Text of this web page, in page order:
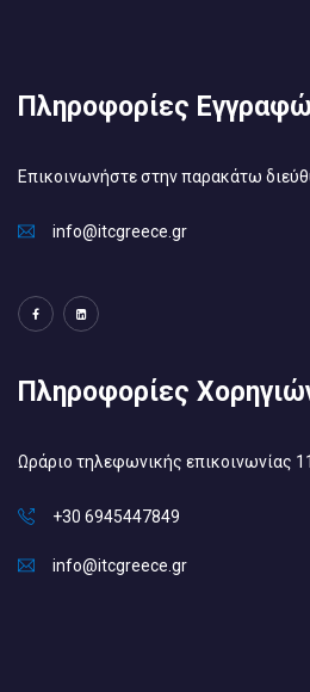
Πληροφορίες
Επικοινωνήστε στην παρακάτω
info@itcgreece.gr
Πληροφορίες
Ωράριο τηλεφωνικής επικοινωνίας
+30 6945447849
info@itcgreece.gr